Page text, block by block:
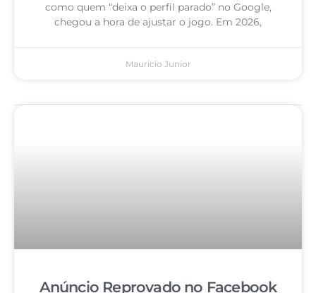
como quem “deixa o perfil parado” no Google,
chegou a hora de ajustar o jogo. Em 2026,
Mauricio Junior
Anúncio Reprovado no Facebook